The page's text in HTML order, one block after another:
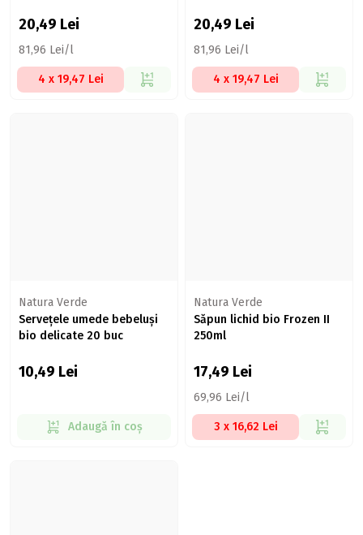
20,49 Lei
81,96 Lei/l
4 x 19,47 Lei
20,49 Lei
81,96 Lei/l
4 x 19,47 Lei
Natura Verde
Servețele umede bebeluși
bio delicate 20 buc
10,49 Lei
Adaugă în coș
Natura Verde
Săpun lichid bio Frozen II
250ml
17,49 Lei
69,96 Lei/l
3 x 16,62 Lei